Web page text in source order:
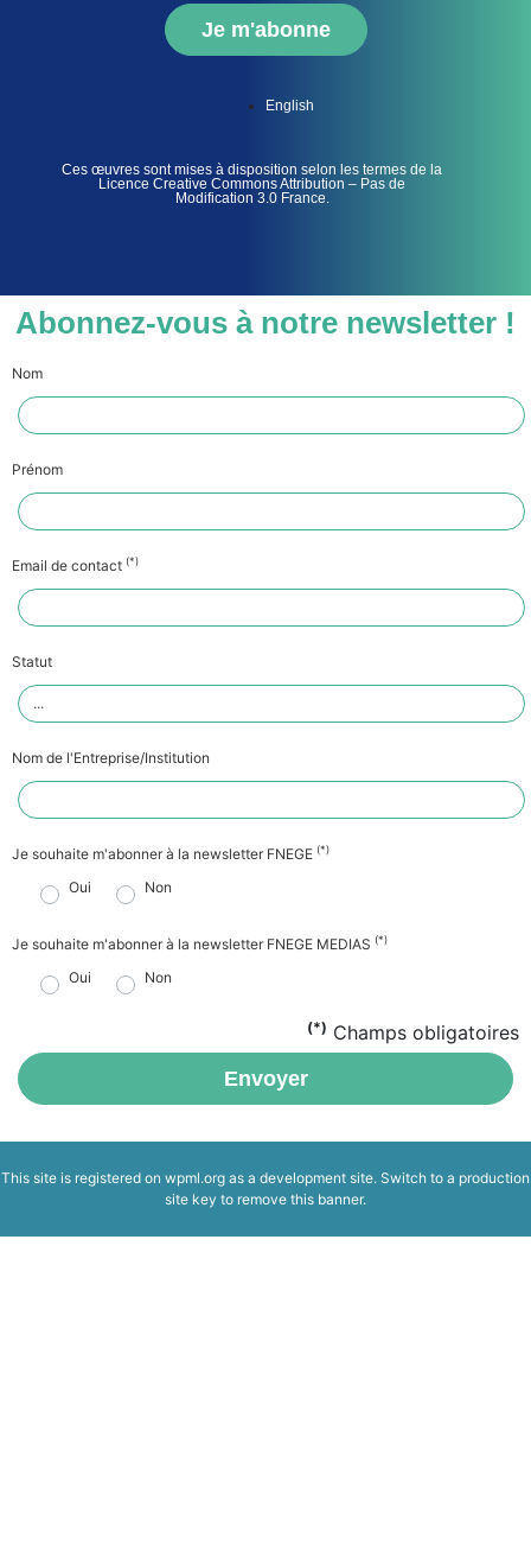
Je m'abonne
English
Ces œuvres sont mises à disposition selon les termes de la
Licence Creative Commons Attribution – Pas de
Modification 3.0 France.
Abonnez-vous à notre newsletter !
Nom
Prénom
Email de contact (*)
Statut
Nom de l'Entreprise/Institution
Je souhaite m'abonner à la newsletter FNEGE (*)
Oui Non
Je souhaite m'abonner à la newsletter FNEGE MEDIAS (*)
Oui Non
(*) Champs obligatoires
Envoyer
This site is registered on wpml.org as a development site. Switch to a production
site key to remove this banner.